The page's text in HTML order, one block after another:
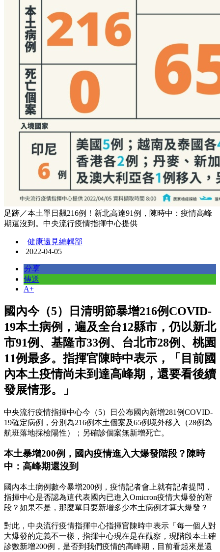
足跡／本土單日飆216例！新北高達91例，陳時中：疫情高峰
期還沒到。中央流行疫情指揮中心提供
健康遠見編輯部
2022-04-05
分享
傳送
A+
國內今（5）日清明節暴增216例COVID-
19本土病例，遍及全台12縣市，仍以新北
市91例、基隆市33例、台北市28例、桃園
11例最多。指揮官陳時中表示，「目前國
內本土疫情尚未到達高峰期，還要看後續
發展情形。」
中央流行疫情指揮中心今（5）日公布國內新增281例COVID-
19確定病例，分別為216例本土個案及65例境外移入（28例為
航班落地採檢陽性）；另確診個案無新增死亡。
本土暴增200例，國內疫情進入大爆發階段？陳時
中：高峰期還沒到
國內本土病例數今暴增200例，疫情記者會上就有記者提問，
指揮中心是否認為這代表國內已進入Omicron疫情大爆發的階
段？如果不是，那麼單日要新增多少本土病例才算大爆發？
對此，中央流行疫情指揮中心指揮官陳時中表示「每一個人對
大爆發的定義不一樣，指揮中心現在是在觀察，現階段本土確
診數新增200例，是否到我們疫情的高峰期，目前看起來是還